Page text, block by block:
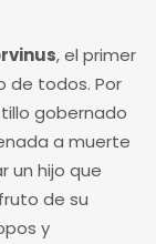
, el primer
de todos. Por
gobernado
a muerte
un hijo que
de su
y